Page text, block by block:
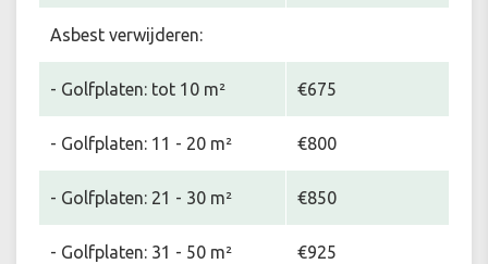
Asbest verwijderen:
- Golfplaten: tot 10 m² €675
- Golfplaten: 11 - 20 m² €800
- Golfplaten: 21 - 30 m² €850
- Golfplaten: 31 - 50 m² €925